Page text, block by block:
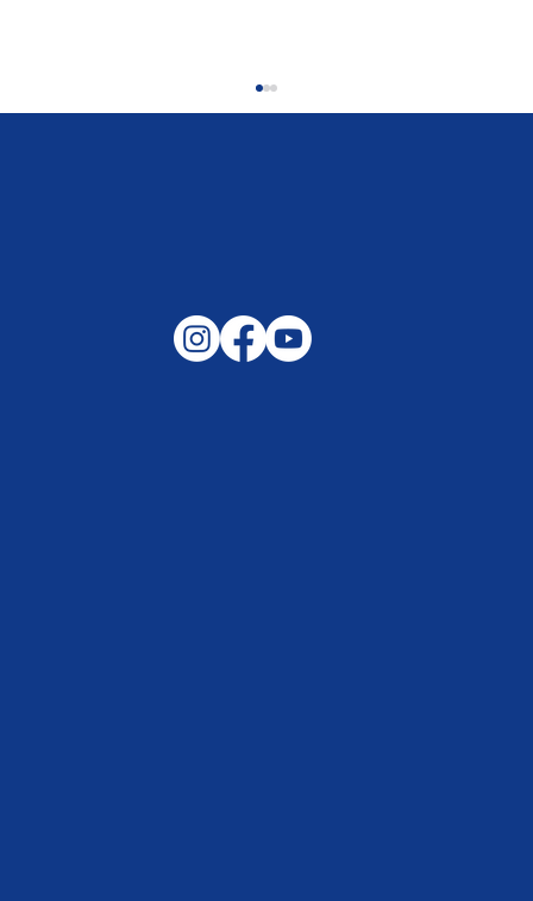
Gemeinsam auf außergewöhnliche